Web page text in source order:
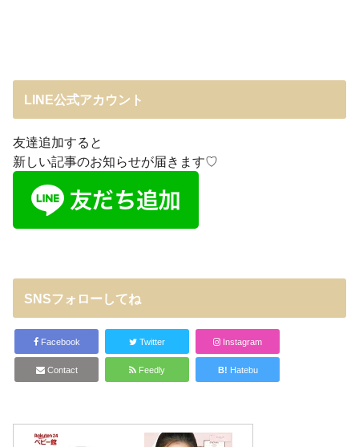
LINE公式アカウント
友達追加すると
新しい記事のお知らせが届きます♡
SNSフォローしてね
Facebook Twitter Instagram
Contact Feedly B! Hatebu